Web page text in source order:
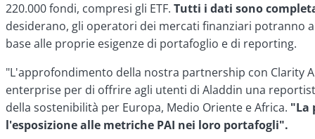
220.000 fondi, compresi gli ETF. Tutti i dati sono
desiderano, gli operatori dei mercati finanziari potranno
base alle proprie esigenze di portafoglio e di reporting.
"L'approfondimento della nostra partnership con Clarity
enterprise per di offrire agli utenti di Aladdin una
della sostenibilità per Europa, Medio Oriente e Africa. "La
l'esposizione alle metriche PAI nei loro portafogli".